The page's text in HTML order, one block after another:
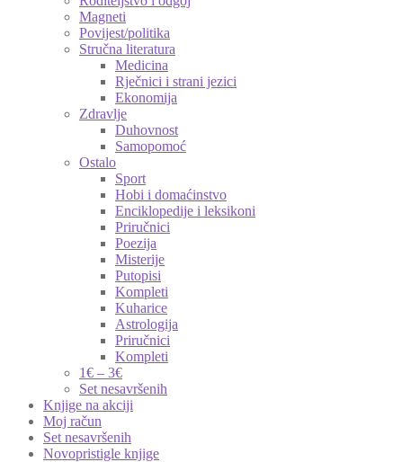
Magneti
Povijest/politika
Stručna literatura
Medicina
Rječnici i strani jezici
Ekonomija
Zdravlje
Duhovnost
Samopomoć
Ostalo
Sport
Hobi i domaćinstvo
Enciklopedije i leksikoni
Priručnici
Poezija
Misterije
Putopisi
Kompleti
Kuharice
Astrologija
Priručnici
Kompleti
1€ – 3€
Set nesavršenih
Knjige na akciji
Moj račun
Set nesavršenih
Novopristigle knjige